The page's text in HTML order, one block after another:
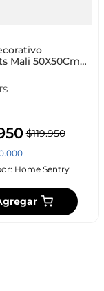
Mali 50X50Cm
$119.950
.000
Home Sentry